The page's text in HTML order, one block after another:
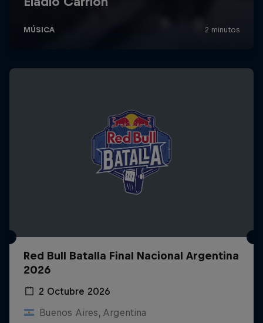
Red Bull Batalla Final Nacional Argentina
2026
2 Octubre 2026
Buenos Aires, Argentina